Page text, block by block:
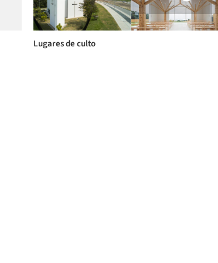
Lugares de culto